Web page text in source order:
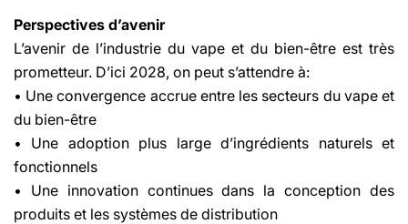
Perspectives d’avenir
L’avenir de l’industrie du vape et du bien-être est très
prometteur. D’ici 2028, on peut s’attendre à:
• Une convergence accrue entre les secteurs du vape et
du bien-être
• Une adoption plus large d’ingrédients naturels et
fonctionnels
• Une innovation continues dans la conception des
produits et les systèmes de distribution